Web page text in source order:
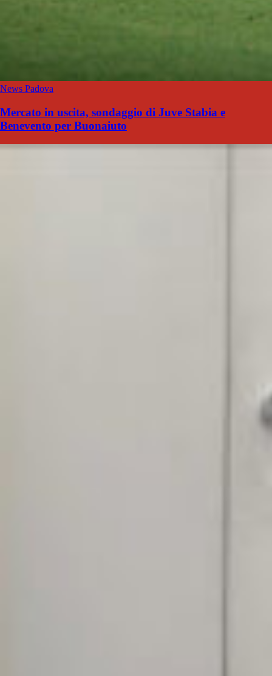
News Padova
Mercato in uscita, sondaggio di Juve Stabia e
Benevento per Buonaiuto